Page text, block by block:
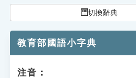
切換辭典
教育部國語小字典
注音：